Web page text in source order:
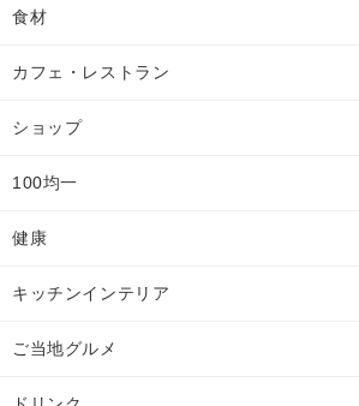
食材
カフェ・レストラン
ショップ
100均一
健康
キッチンインテリア
ご当地グルメ